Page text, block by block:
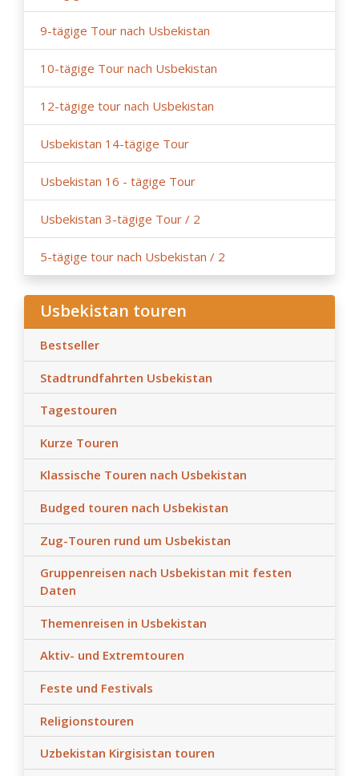
9-tägige Tour nach Usbekistan
10-tägige Tour nach Usbekistan
12-tägige tour nach Usbekistan
Usbekistan 14-tägige Tour
Usbekistan 16 - tägige Tour
Usbekistan 3-tägige Tour / 2
5-tägige tour nach Usbekistan / 2
Usbekistan touren
Bestseller
Stadtrundfahrten Usbekistan
Tagestouren
Kurze Touren
Klassische Touren nach Usbekistan
Budged touren nach Usbekistan
Zug-Touren rund um Usbekistan
Gruppenreisen nach Usbekistan mit festen
Daten
Themenreisen in Usbekistan
Aktiv- und Extremtouren
Feste und Festivals
Religionstouren
Uzbekistan Kirgisistan touren